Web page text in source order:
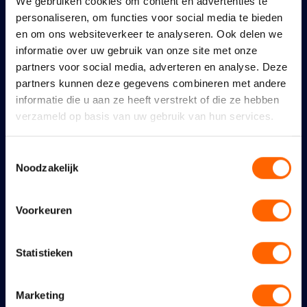
personaliseren, om functies voor social media te bieden
en om ons websiteverkeer te analyseren. Ook delen we
informatie over uw gebruik van onze site met onze
partners voor social media, adverteren en analyse. Deze
partners kunnen deze gegevens combineren met andere
informatie die u aan ze heeft verstrekt of die ze hebben
verzameld op basis van uw gebruik van hun services.
Noodzakelijk
Voorkeuren
Statistieken
Marketing
Een geweldig feest verdient
goede bescherming